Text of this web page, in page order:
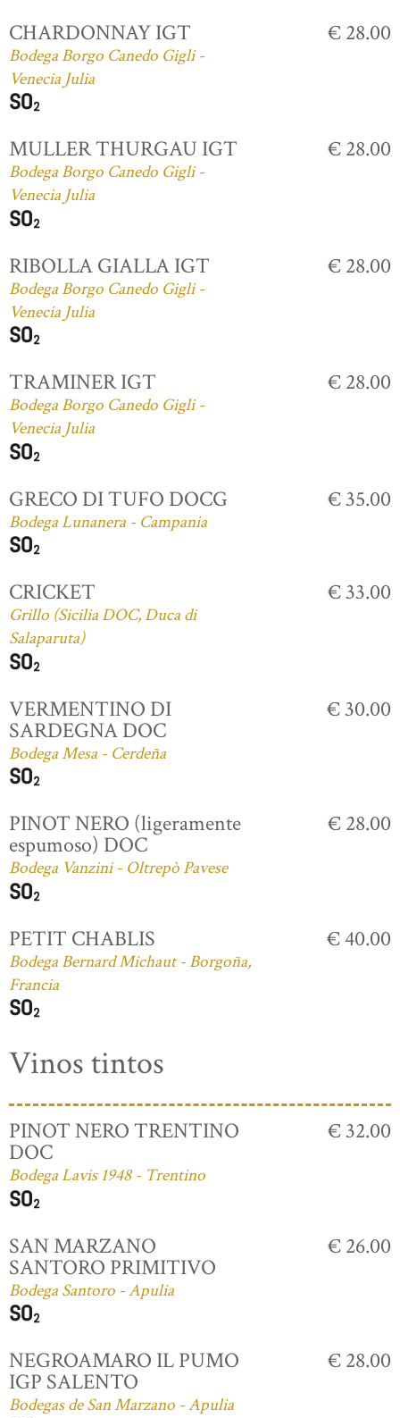
CHARDONNAY IGT
Bodega Borgo Canedo Gigli -
Venecia Julia
€ 28.00
MULLER THURGAU IGT
Bodega Borgo Canedo Gigli -
Venecia Julia
€ 28.00
RIBOLLA GIALLA IGT
Bodega Borgo Canedo Gigli -
Venecia Julia
€ 28.00
TRAMINER IGT
Bodega Borgo Canedo Gigli -
Venecia Julia
€ 28.00
GRECO DI TUFO DOCG
Bodega Lunanera - Campania
€ 35.00
CRICKET
Grillo (Sicilia DOC, Duca di
Salaparuta)
€ 33.00
VERMENTINO DI
SARDEGNA DOC
Bodega Mesa - Cerdeña
€ 30.00
PINOT NERO (ligeramente
espumoso) DOC
Bodega Vanzini - Oltrepò Pavese
€ 28.00
PETIT CHABLIS
Bodega Bernard Michaut - Borgoña,
Francia
€ 40.00
Vinos tintos
PINOT NERO TRENTINO
DOC
Bodega Lavis 1948 - Trentino
€ 32.00
SAN MARZANO
SANTORO PRIMITIVO
Bodega Santoro - Apulia
€ 26.00
NEGROAMARO IL PUMO
IGP SALENTO
Bodegas de San Marzano - Apulia
€ 28.00